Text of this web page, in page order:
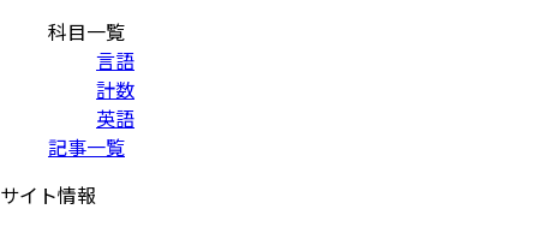
科目一覧
言語
計数
英語
記事一覧
サイト情報